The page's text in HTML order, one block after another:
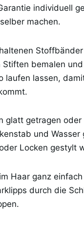
individuell
machen.
bemalen
laufen lassen,
glatt getragen
und Wasser
Locken gestylt
Haar ganz
durch die